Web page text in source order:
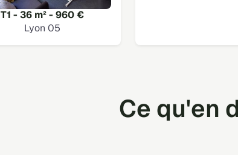
T1 - 36 m² - 960 €
Lyon 05
Ce qu'en